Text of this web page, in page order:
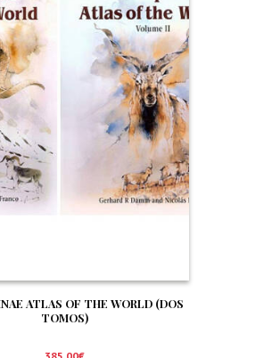
ATLAS OF THE WORLD (DOS
TOMOS)